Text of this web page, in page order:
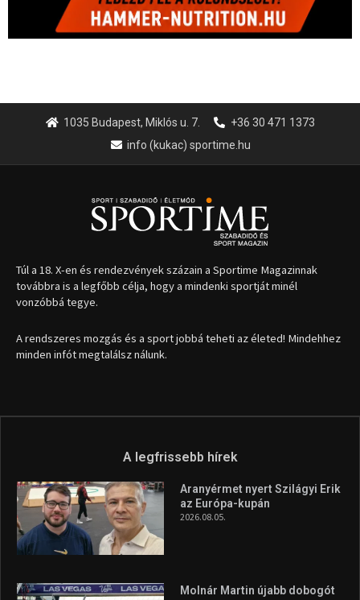
1035 Budapest, Miklós u. 7.
+36 30 471 1373
info (kukac) sportime.hu
Túl a 18. X-en és rendezvények százain a Sportime Magazinnak
továbbra is a legfőbb célja, hogy a mindenki sportját minél
vonzóbbá tegye.
A rendszeres mozgás és a sport jobbá teheti az életed! Mindehhez
minden infót megtalálsz nálunk.
A legfrissebb hírek
Aranyérmet nyert Szilágyi Erik
az Európa-kupán
2026.08.05.
Molnár Martin újabb dobogót